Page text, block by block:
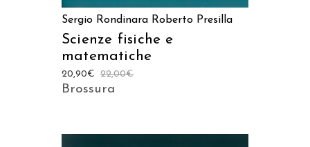
Sergio Rondinara Roberto Presilla
Scienze fisiche e
matematiche
22,00€
20,90€
Brossura